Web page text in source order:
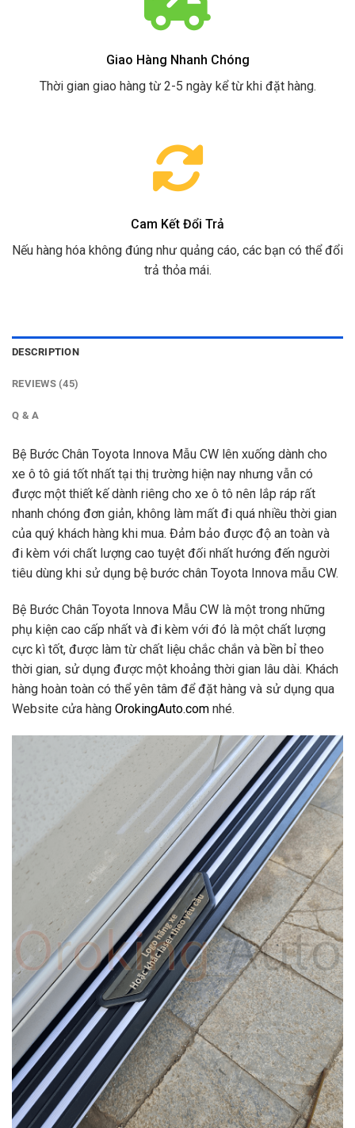
Giao Hàng Nhanh Chóng
Thời gian giao hàng từ 2-5 ngày kể từ khi đặt hàng.
Cam Kết Đổi Trả
Nếu hàng hóa không đúng như quảng cáo, các bạn có thể đổi
trả thỏa mái.
DESCRIPTION
REVIEWS (45)
Q & A
Bệ Bước Chân Toyota Innova Mẫu CW lên xuống dành cho
xe ô tô giá tốt nhất tại thị trường hiện nay nhưng vẫn có
được một thiết kế dành riêng cho xe ô tô nên lắp ráp rất
nhanh chóng đơn giản, không làm mất đi quá nhiều thời gian
của quý khách hàng khi mua. Đảm bảo được độ an toàn và
đi kèm với chất lượng cao tuyệt đối nhất hướng đến người
tiêu dùng khi sử dụng bệ bước chân Toyota Innova mẫu CW.
Bệ Bước Chân Toyota Innova Mẫu CW là một trong những
phụ kiện cao cấp nhất và đi kèm với đó là một chất lượng
cực kì tốt, được làm từ chất liệu chắc chắn và bền bỉ theo
thời gian, sử dụng được một khoảng thời gian lâu dài. Khách
hàng hoàn toàn có thể yên tâm để đặt hàng và sử dụng qua
Website cửa hàng OrokingAuto.com nhé.